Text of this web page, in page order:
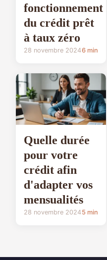
fonctionnement
du crédit prêt
à taux zéro
28 novembre 20246 min
Quelle durée
pour votre
crédit afin
d'adapter vos
mensualités
28 novembre 20245 min